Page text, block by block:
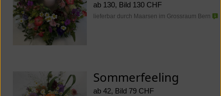
ab 130, Bild 130 CHF
lieferbar durch Maarsen im Grossraum Bern
Sommerfeeling
ab 42, Bild 79 CHF